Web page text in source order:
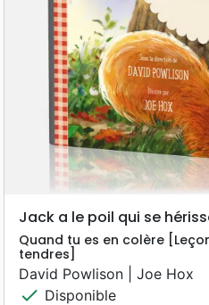
Jack a le poil qui se
Quand tu es en colère
tendres]
David Powlison | Joe Hox
check Disponible